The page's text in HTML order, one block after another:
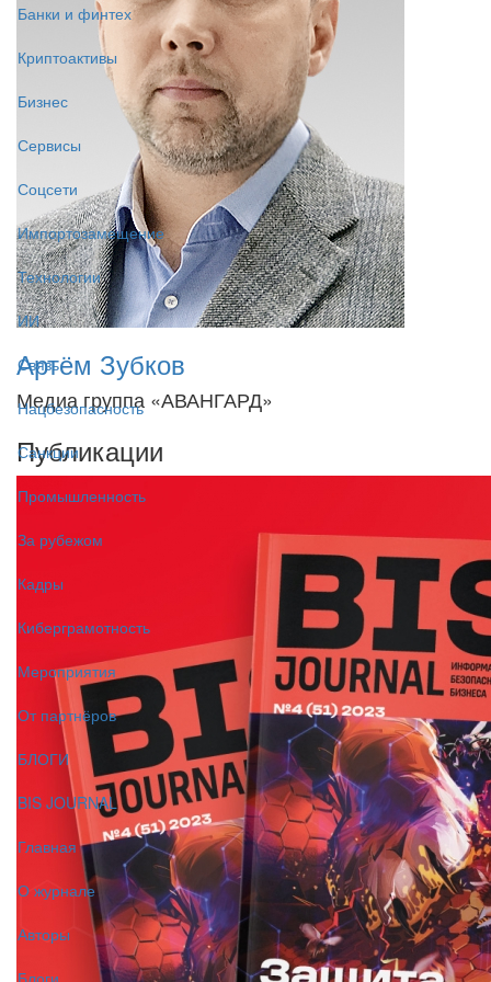
Банки и финтех
Криптоактивы
Бизнес
Сервисы
Соцсети
Импортозамещение
Технологии
ИИ
Связь
Нацбезопасность
Санкции
Промышленность
За рубежом
Кадры
Киберграмотность
Мероприятия
От партнёров
БЛОГИ
BIS JOURNAL
Главная
О журнале
Авторы
Блоги
Артём Зубков
Медиа группа «АВАНГАРД»
Публикации